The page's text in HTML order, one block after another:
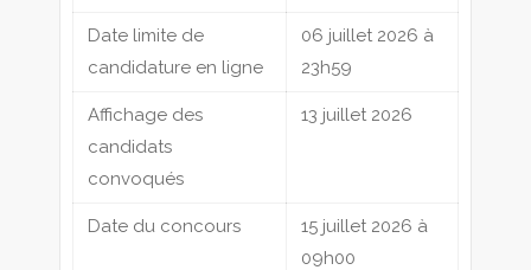
Date limite de
candidature en ligne
06 juillet 2026 à
23h59
Affichage des
candidats
convoqués
13 juillet 2026
Date du concours
15 juillet 2026 à
09h00